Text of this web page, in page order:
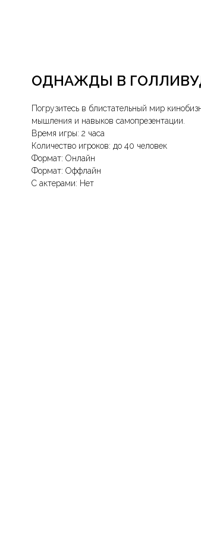
ОДНАЖДЫ В
Погрузитесь в блистательный мир
мышления и навыков самопрезентации.
Время игры: 2 часа
Количество игроков: до 40 человек
Формат: Онлайн
Формат: Оффлайн
С актерами: Нет